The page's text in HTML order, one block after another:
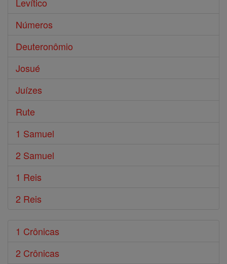
Levítico
Números
Deuteronômio
Josué
Juízes
Rute
1 Samuel
2 Samuel
1 Reis
2 Reis
1 Crônicas
2 Crônicas